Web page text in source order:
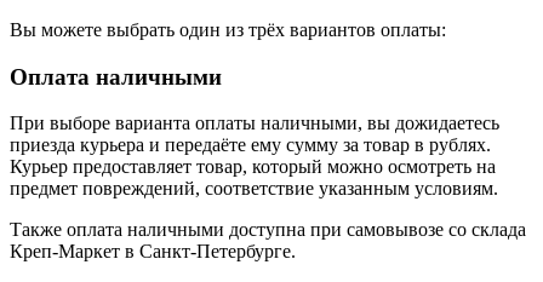
Вы можете выбрать один из трёх вариантов оплаты:
Оплата наличными
При выборе варианта оплаты наличными, вы дожидаетесь
приезда курьера и передаёте ему сумму за товар в рублях.
Курьер предоставляет товар, который можно осмотреть на
предмет повреждений, соответствие указанным условиям.
Также оплата наличными доступна при самовывозе со склада
Креп-Маркет в Санкт-Петербурге.